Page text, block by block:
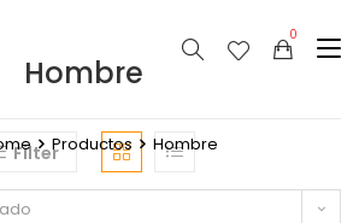
Hombre
Productos Hombre
Filter